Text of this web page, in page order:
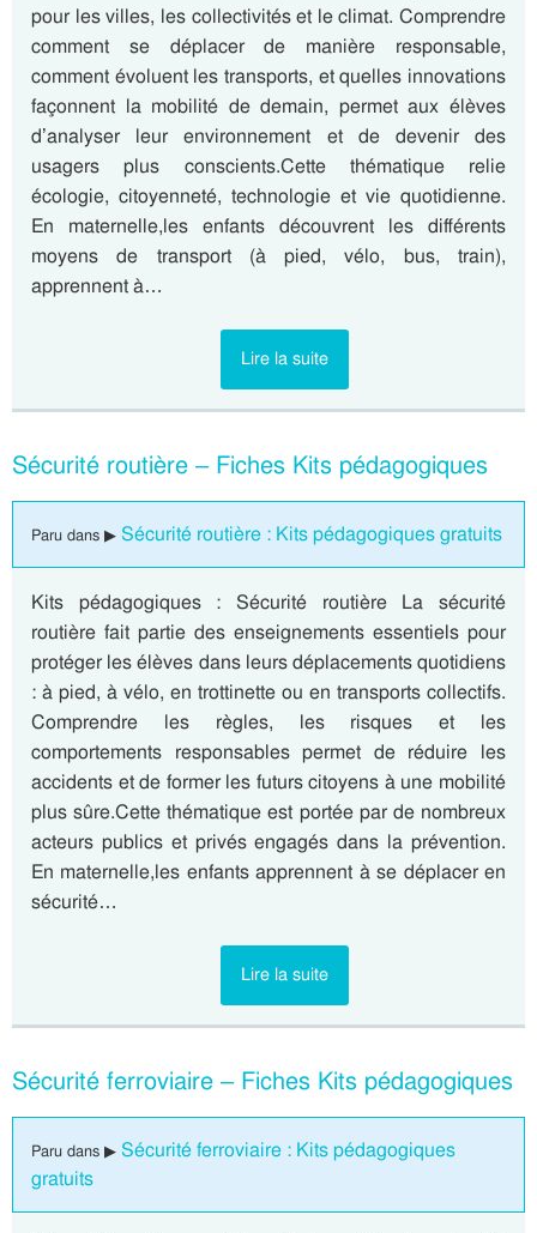
pour les villes, les collectivités et le climat. Comprendre
comment se déplacer de manière responsable,
comment évoluent les transports, et quelles innovations
façonnent la mobilité de demain, permet aux élèves
d’analyser leur environnement et de devenir des
usagers plus conscients.Cette thématique relie
écologie, citoyenneté, technologie et vie quotidienne.
En maternelle,les enfants découvrent les différents
moyens de transport (à pied, vélo, bus, train),
apprennent à…
Lire la suite
Sécurité routière – Fiches Kits pédagogiques
Paru dans ▶ Sécurité routière : Kits pédagogiques gratuits
Kits pédagogiques : Sécurité routière La sécurité
routière fait partie des enseignements essentiels pour
protéger les élèves dans leurs déplacements quotidiens
: à pied, à vélo, en trottinette ou en transports collectifs.
Comprendre les règles, les risques et les
comportements responsables permet de réduire les
accidents et de former les futurs citoyens à une mobilité
plus sûre.Cette thématique est portée par de nombreux
acteurs publics et privés engagés dans la prévention.
En maternelle,les enfants apprennent à se déplacer en
sécurité…
Lire la suite
Sécurité ferroviaire – Fiches Kits pédagogiques
Paru dans ▶ Sécurité ferroviaire : Kits pédagogiques
gratuits